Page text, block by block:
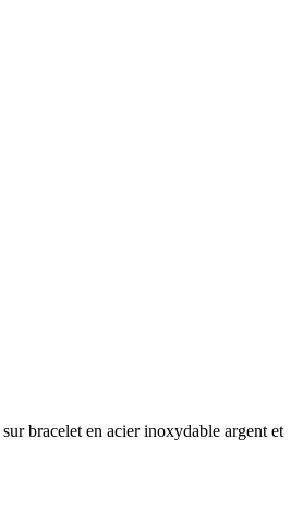
bracelet en acier inoxydable argent et